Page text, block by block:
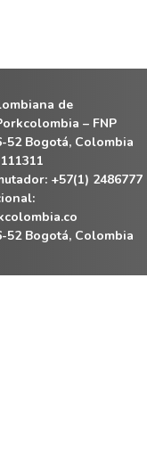
de
– FNP
52 Bogotá, Colombia
+57(1) 2486777
52 Bogotá, Colombia